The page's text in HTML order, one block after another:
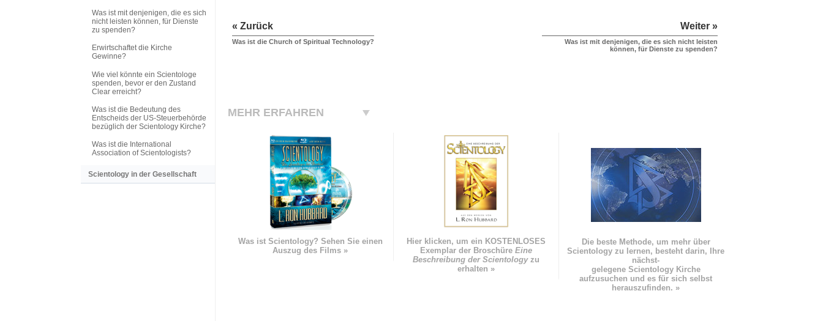
« Zurück
Was ist die Church of Spiritual Technology?
Weiter »
Was ist mit denjenigen, die es sich nicht leisten
können, für Dienste zu spenden?
MEHR ERFAHREN
Was ist Scientology? Sehen Sie einen
Auszug des Films »
Hier klicken, um ein KOSTENLOSES
Exemplar der Broschüre Eine
Beschreibung der Scientologyzu
erhalten »
Die beste Methode, um mehr über
Scientology zu lernen, besteht darin, Ihre
nächst-
gelegene Scientology Kirche
aufzusuchen und es für sich selbst
herauszufinden. »
Was ist mit denjenigen, die es sich
nicht leisten können, für Dienste
zu spenden?
Erwirtschaftet die Kirche
Gewinne?
Wie viel könnte ein Scientologe
spenden, bevor er den Zustand
Clear erreicht?
Was ist die Bedeutung des
Entscheids der US-Steuerbehörde
bezüglich der Scientology Kirche?
Was ist die International
Association of Scientologists?
Scientology in der Gesellschaft